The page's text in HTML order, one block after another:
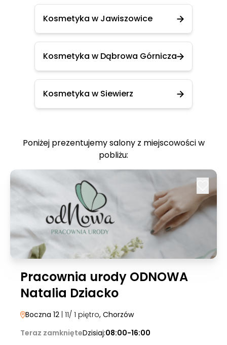
Kosmetyka w Jawiszowice
Kosmetyka w Dąbrowa Górnicza
Kosmetyka w Siewierz
Poniżej prezentujemy salony z miejscowości w
pobliżu:
Pracownia urody ODNOWA
Natalia Dziacko
Boczna 12 | 11/ 1 piętro, Chorzów
Teraz zamknięteDzisiaj:08:00-16:00